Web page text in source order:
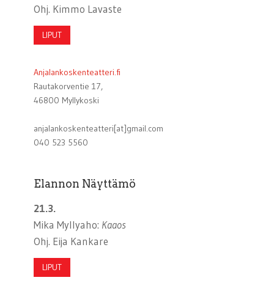
Ohj. Kimmo Lavaste
LIPUT
Anjalankoskenteatteri.fi
Rautakorventie 17,
46800 Myllykoski
anjalankoskenteatteri[at]gmail.com
040 523 5560
Elannon Näyttämö
21.3.
Mika Myllyaho: Kaaos
Ohj. Eija Kankare
LIPUT